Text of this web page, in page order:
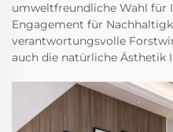
umweltfreundliche Wahl für
Engagement für
verantwortungsvolle
auch die natürliche Ästhetik